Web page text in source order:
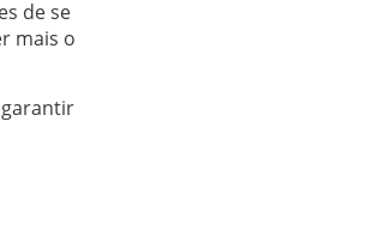
de se
mais o